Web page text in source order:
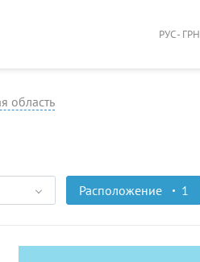
РУС - ГРН
область
Расположение 1